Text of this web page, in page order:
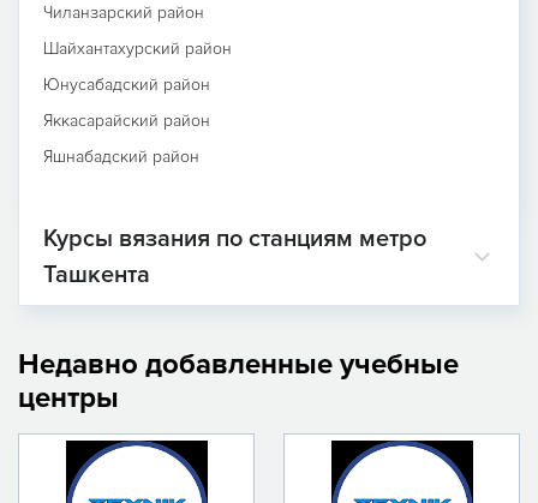
Чиланзарский район
Шайхантахурский район
Юнусабадский район
Яккасарайский район
Яшнабадский район
Курсы вязания по станциям метро
Ташкента
Недавно добавленные учебные
центры